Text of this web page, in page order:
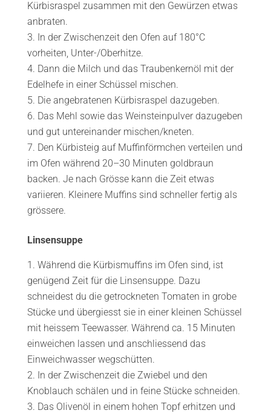
Kürbisraspel zusammen mit den Gewürzen etwas
anbraten.
In der Zwischenzeit den Ofen auf 180°C
vorheiten, Unter-/Oberhitze.
Dann die Milch und das Traubenkernöl mit der
Edelhefe in einer Schüssel mischen.
Die angebratenen Kürbisraspel dazugeben.
Das Mehl sowie das Weinsteinpulver dazugeben
und gut untereinander mischen/kneten.
Den Kürbisteig auf Muffinförmchen verteilen und
im Ofen während 20–30 Minuten goldbraun
backen. Je nach Grösse kann die Zeit etwas
variieren. Kleinere Muffins sind schneller fertig als
grössere.
Linsensuppe
Während die Kürbismuffins im Ofen sind, ist
genügend Zeit für die Linsensuppe. Dazu
schneidest du die getrockneten Tomaten in grobe
Stücke und übergiesst sie in einer kleinen Schüssel
mit heissem Teewasser. Während ca. 15 Minuten
einweichen lassen und anschliessend das
Einweichwasser wegschütten.
In der Zwischenzeit die Zwiebel und den
Knoblauch schälen und in feine Stücke schneiden.
Das Olivenöl in einem hohen Topf erhitzen und